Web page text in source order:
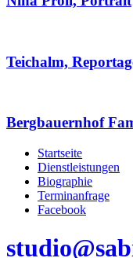
Teichalm,
Bergbauernhof
Startseite
Dienstleistungen
Biographie
Terminanfrage
Facebook